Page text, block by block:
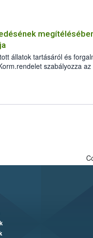
állatok tartásáról és
szabályozza az
veszélye keletkezésekor
valamint a veszélyes eb
megítélésében